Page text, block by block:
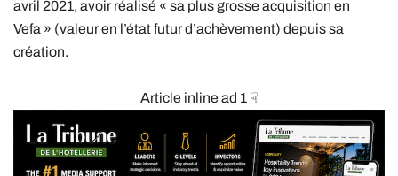
avril 2021, avoir réalisé « sa plus grosse acquisition en
Vefa » (valeur en l’état futur d’achèvement) depuis sa
création.
Article inline ad 1 ☟